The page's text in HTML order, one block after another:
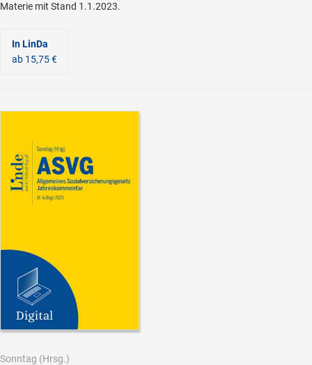
Materie mit Stand 1.1.2023.
In LinDa
ab 15,75 €
Sonntag (Hrsg.)